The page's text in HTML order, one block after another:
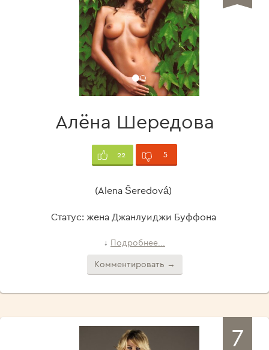
Алёна Шередова
22 5
(Alena Šeredová)
Статус: жена Джанлуиджи Буффона
↓ Подробнее...
Комментировать →
7